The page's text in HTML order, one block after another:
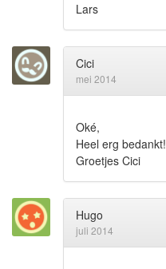
Lars
Cici
mei 2014
Oké,
Heel erg bedankt!
Groetjes Cici
Hugo
juli 2014